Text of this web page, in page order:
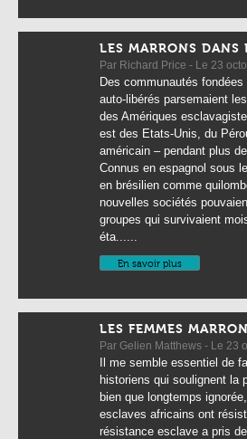
LES MARRONS DANS
Par Richard Price - Le 23
Des communautés
auto-libérés parsemaient
des Amériques
est des Etats-Unis, du
américain – pendant plus
Connus en espagnol sous
en brésilien comme
nouvelles sociétés
groupes qui survivaient
éta......
En savoir plus
LES FEMMES
Par Gelien Matthews - Le 23
Il me semble essentiel de
historiens qui soulignent la
bien que longtemps
esclaves africains ont
résistance esclave a pris